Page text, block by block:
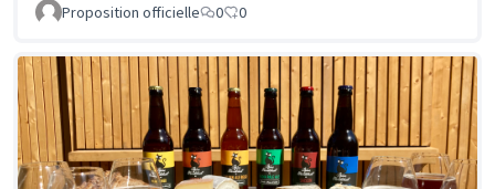
Proposition officielle 0 0